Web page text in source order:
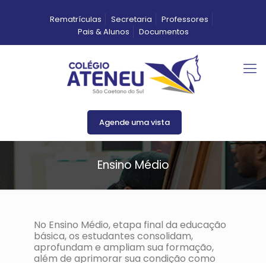
Rematrículas Secretaria
Professores
Pais & Alunos
Documentos
Agende uma vista
Ensino Médio
No Ensino Médio, etapa final da educação
básica, os estudantes consolidam,
aprofundam e ampliam sua formação,
além de aprimorar sua condição como